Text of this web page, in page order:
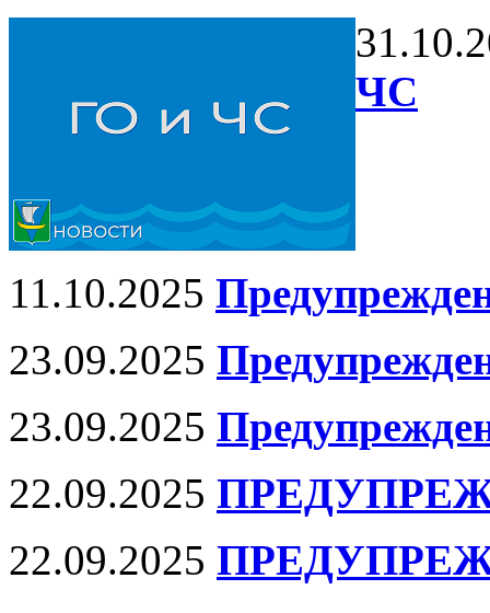
ЧС
11.10.2025
23.09.2025
23.09.2025
22.09.2025
22.09.2025